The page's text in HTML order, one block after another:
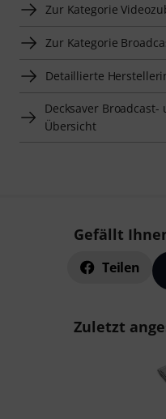
Zur Kategorie
Zur Kategorie
Detaillierte
Decksaver
Übersicht
Gefällt
Teilen
Zuletzt